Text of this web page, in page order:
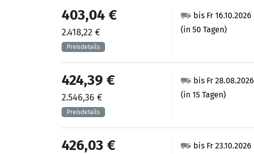
bis Fr 16.10.2026
(in 50 Tagen)
403,04 €
2.418,22 €
bis Fr 28.08.2026
(in 15 Tagen)
424,39 €
2.546,36 €
bis Fr 23.10.2026
426,03 €